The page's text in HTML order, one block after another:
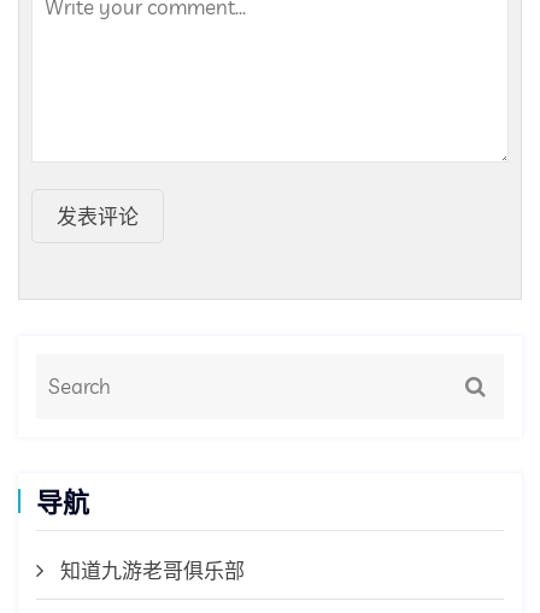
发表评论
导航
知道九游老哥俱乐部